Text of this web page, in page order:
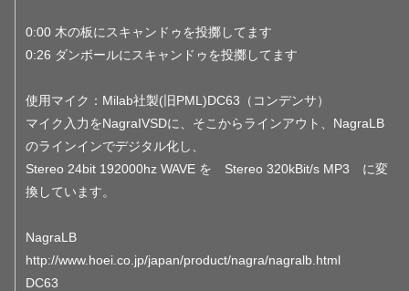
0:00 木の板にスキャンドゥを投擲してます
0:26 ダンボールにスキャンドゥを投擲してます
使用マイク：Milab社製(旧PML)DC63（コンデンサ）
マイク入力をNagraIVSDに、そこからラインアウト、NagraLB
のラインインでデジタル化し、
Stereo 24bit 192000hz WAVE を Stereo 320kBit/s MP3 に変
換しています。
NagraLB
http://www.hoei.co.jp/japan/product/nagra/nagralb.html
DC63